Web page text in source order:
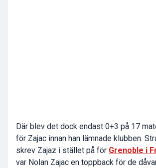
Där blev det dock endast 0+3 på 17
för Zajac innan han lämnade klubben.
skrev Zajaz i stället på för Grenoble i
var Nolan Zajac en toppback för de